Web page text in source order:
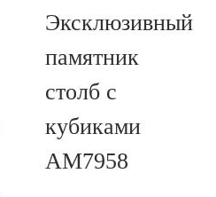
Эксклюзивный
памятник
столб с
кубиками
AM7958